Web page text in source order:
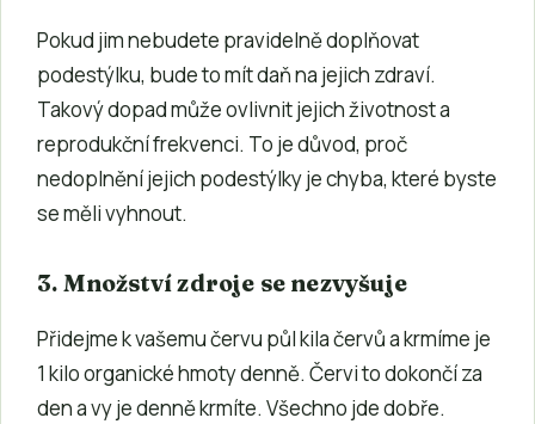
Pokud jim nebudete pravidelně doplňovat
podestýlku, bude to mít daň na jejich zdraví.
Takový dopad může ovlivnit jejich životnost a
reprodukční frekvenci. To je důvod, proč
nedoplnění jejich podestýlky je chyba, které byste
se měli vyhnout.
3. Množství zdroje se nezvyšuje
Přidejme k vašemu červu půl kila červů a krmíme je
1 kilo organické hmoty denně. Červi to dokončí za
den a vy je denně krmíte. Všechno jde dobře.